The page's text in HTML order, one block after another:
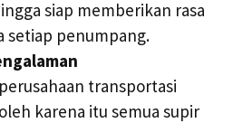
siap memberikan rasa
setiap penumpang.
transportasi
karena itu semua supir